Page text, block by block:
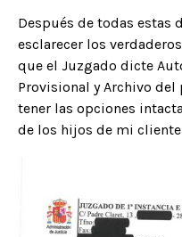
Después de todas estas
esclarecer los
que el Juzgado dicte
Provisional y Archivo
tener las opciones
de los hijos de mi